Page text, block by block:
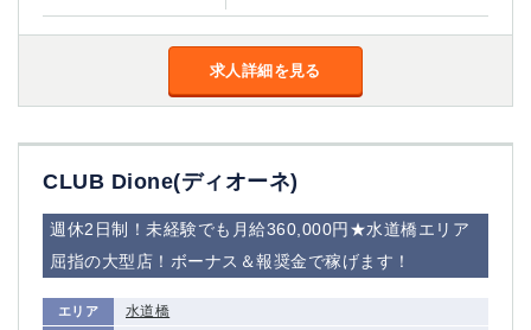
求人詳細を見る
CLUB Dione(ディオーネ)
週休2日制！未経験でも月給360,000円★水道橋エリア
屈指の大型店！ボーナス＆報奨金で稼げます！
エリア 水道橋